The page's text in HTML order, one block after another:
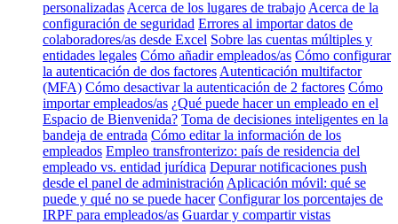
personalizadas Acerca de los lugares de trabajo Acerca de la
configuración de seguridad Errores al importar datos de
colaboradores/as desde Excel Sobre las cuentas múltiples y
entidades legales Cómo añadir empleados/as Cómo configurar
la autenticación de dos factores Autenticación multifactor
(MFA) Cómo desactivar la autenticación de 2 factores Cómo
importar empleados/as ¿Qué puede hacer un empleado en el
Espacio de Bienvenida? Toma de decisiones inteligentes en la
bandeja de entrada Cómo editar la información de los
empleados Empleo transfronterizo: país de residencia del
empleado vs. entidad jurídica Depurar notificaciones push
desde el panel de administración Aplicación móvil: qué se
puede y qué no se puede hacer Configurar los porcentajes de
IRPF para empleados/as Guardar y compartir vistas